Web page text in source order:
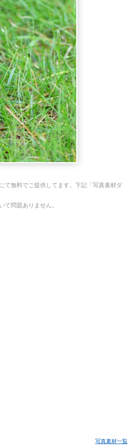
て無料でご提供してます。下記「写真素材ダ
問題ありません。
写真素材一覧